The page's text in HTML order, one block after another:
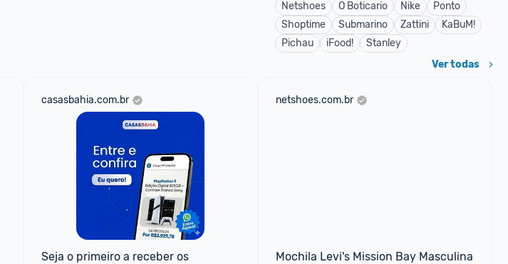
Netshoes
O Boticario Nike
Ponto
Shoptime
Submarino Zattini
KaBuM!
Pichau
iFood! Stanley
Ver todas
casasbahia.com.br
Seja o primeiro a receber os
netshoes.com.br
Mochila Levi's Mission Bay Masculina